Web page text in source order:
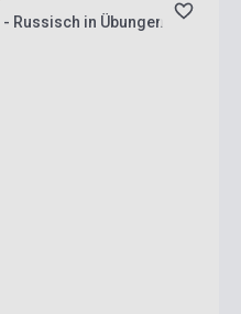
Russisch in Übungen